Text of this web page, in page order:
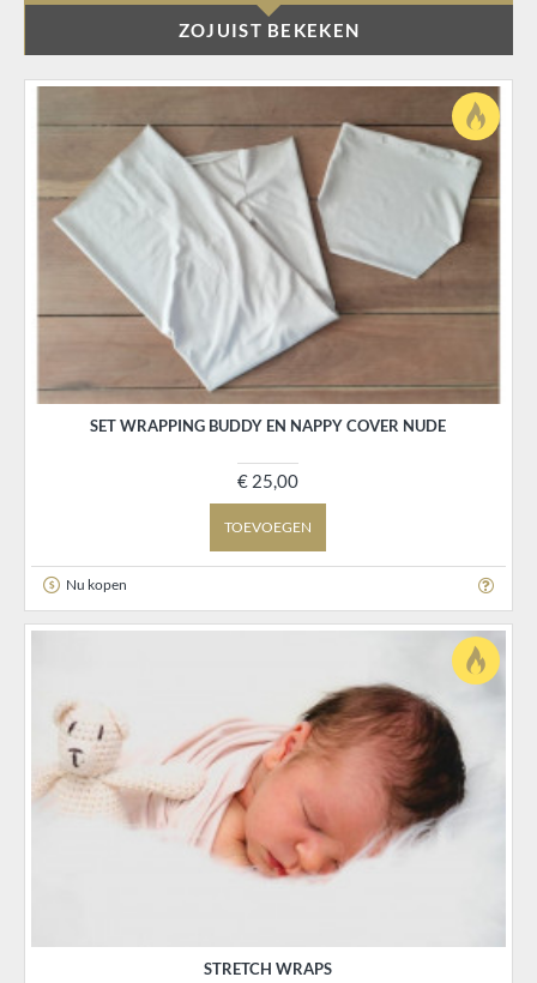
ZOJUIST BEKEKEN
SET WRAPPING BUDDY EN NAPPY COVER NUDE
€ 25,00
TOEVOEGEN
Nu kopen
STRETCH WRAPS